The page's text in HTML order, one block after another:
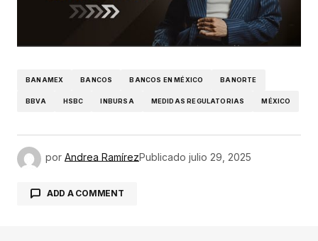
BANAMEX BANCOS BANCOS EN MÉXICO BANORTE
BBVA HSBC INBURSA MEDIDAS REGULATORIAS MÉXICO
por Andrea RamírezPublicado julio 29, 2025
ADD A COMMENT